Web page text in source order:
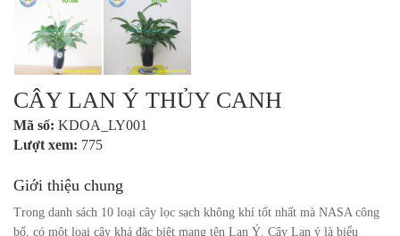
CÂY LAN Ý THỦY CANH
Mã số: KDOA_LY001
Lượt xem: 775
Giới thiệu chung
Trong danh sách 10 loại cây lọc sạch không khí tốt nhất mà NASA công
bố, có một loại cây khá đặc biệt mang tên Lan Ý. Cây Lan ý là biểu